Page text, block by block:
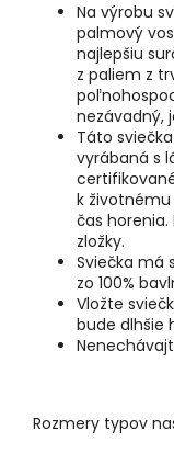
Na výrobu
palmový
najlepšiu
z paliem z
nezávadný,
Táto
vyrábaná s
k životnému
čas
zložky.
Sviečka má
zo 100%
Vložte
bude dlhšie
Rozmery typov